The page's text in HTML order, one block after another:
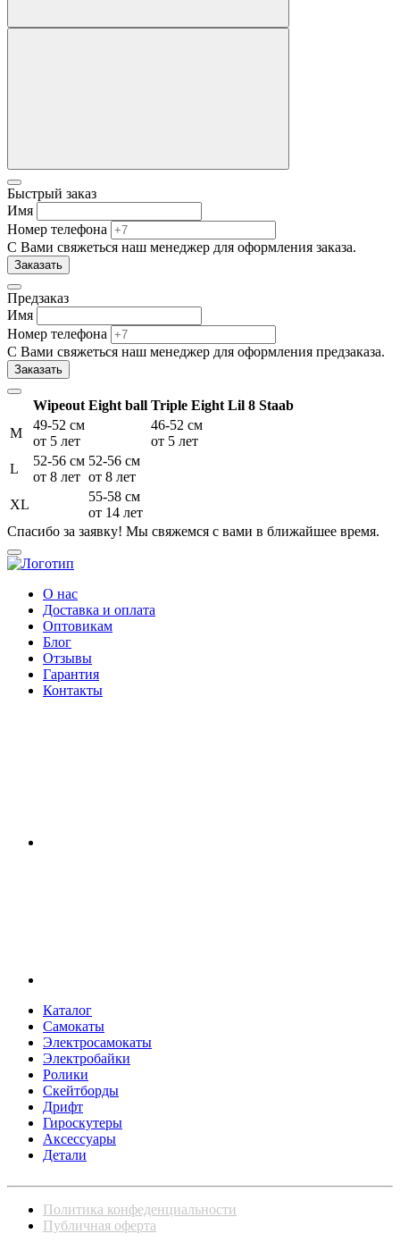
Быстрый заказ
Имя
Номер телефона
С Вами свяжеться наш менеджер для оформления заказа.
Заказать
Предзаказ
Имя
Номер телефона
С Вами свяжеться наш менеджер для оформления предзаказа.
Заказать
Wipeout Eight ball Triple Eight Lil 8 Staab
M
49-52 см
от 5 лет
46-52 см
от 5 лет
L
52-56 см
от 8 лет
52-56 см
от 8 лет
XL
55-58 см
от 14 лет
Спасибо за заявку! Мы свяжемся с вами в ближайшее время.
О нас
Доставка и оплата
Оптовикам
Блог
Отзывы
Гарантия
Контакты
Каталог
Самокаты
Электросамокаты
Электробайки
Ролики
Скейтборды
Дрифт
Гироскутеры
Аксессуары
Детали
Политика конфеденциальности
Публичная оферта